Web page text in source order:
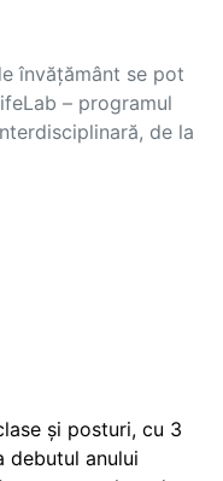
învățământ se pot
– programul
de la
și posturi, cu 3
debutul anului